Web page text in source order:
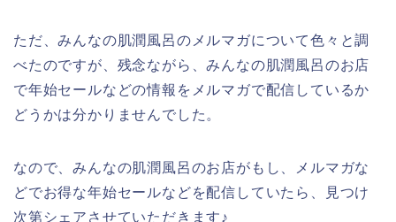
ただ、みんなの肌潤風呂のメルマガについて色々と調
べたのですが、残念ながら、みんなの肌潤風呂のお店
で年始セールなどの情報をメルマガで配信しているか
どうかは分かりませんでした。
なので、みんなの肌潤風呂のお店がもし、メルマガな
どでお得な年始セールなどを配信していたら、見つけ
次第シェアさせていただきます♪